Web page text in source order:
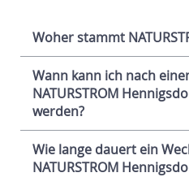
Woher stammt
Wann kann ich nach
NATURSTROM
werden?
Wie lange dauert ein
NATURSTROM